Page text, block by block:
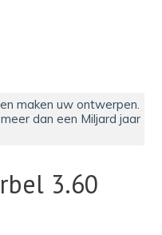
maken uw ontwerpen.
dan een Miljard jaar
3.60